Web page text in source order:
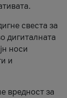
свеста за
дигиталната
носи
и
вредност за